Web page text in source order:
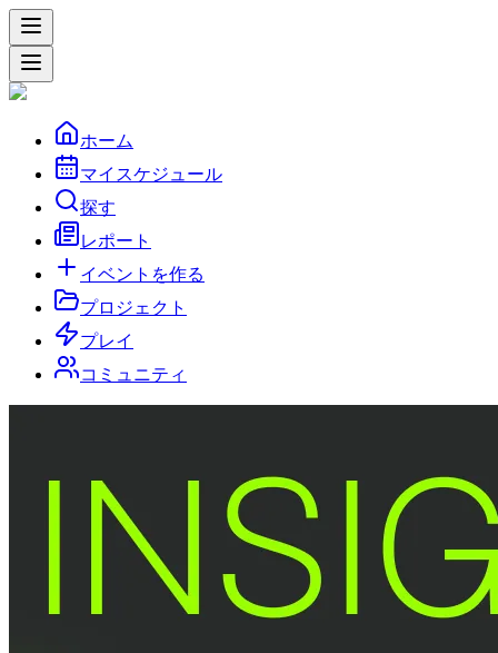
ホーム
マイスケジュール
探す
レポート
イベントを作る
プロジェクト
プレイ
コミュニティ